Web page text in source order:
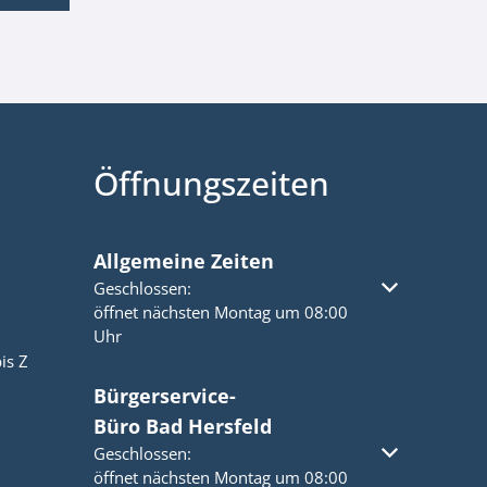
Z
Öffnungszeiten
Allgemeine Zeiten
Klicken, um weitere Öffnungs- oder Schließzeiten
Geschlossen:
öffnet nächsten Montag um 08:00
Uhr
Bürgerservice-
Büro Bad Hersfeld
Klicken, um weitere Öffnungs- oder Schließzeiten
Geschlossen:
öffnet nächsten Montag um 08:00